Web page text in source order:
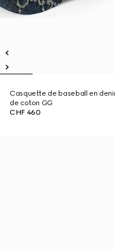
Casquette de baseball en
de coton GG
CHF 460